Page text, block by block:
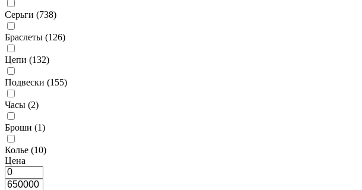
Серьги (738)
Браслеты (126)
Цепи (132)
Подвески (155)
Часы (2)
Броши (1)
Колье (10)
Цена